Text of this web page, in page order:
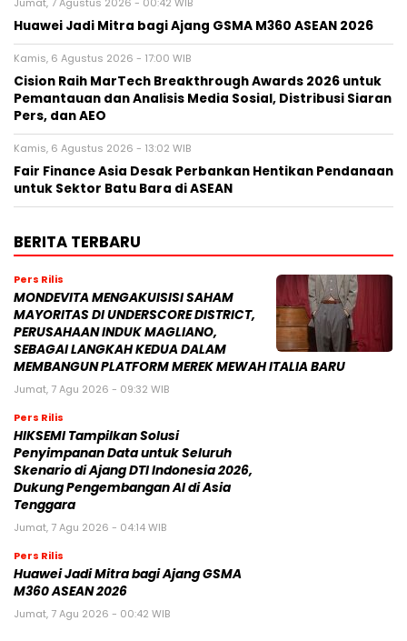
Huawei Jadi Mitra bagi Ajang GSMA M360 ASEAN 2026
Kamis, 6 Agustus 2026 - 17:00 WIB
Cision Raih MarTech Breakthrough Awards 2026 untuk
Pemantauan dan Analisis Media Sosial, Distribusi Siaran
Pers, dan AEO
Kamis, 6 Agustus 2026 - 13:02 WIB
Fair Finance Asia Desak Perbankan Hentikan Pendanaan
untuk Sektor Batu Bara di ASEAN
BERITA TERBARU
Pers Rilis
MONDEVITA MENGAKUISISI SAHAM
MAYORITAS DI UNDERSCORE DISTRICT,
PERUSAHAAN INDUK MAGLIANO,
SEBAGAI LANGKAH KEDUA DALAM
MEMBANGUN PLATFORM MEREK MEWAH ITALIA BARU
Jumat, 7 Agu 2026 - 09:32 WIB
Pers Rilis
HIKSEMI Tampilkan Solusi
Penyimpanan Data untuk Seluruh
Skenario di Ajang DTI Indonesia 2026,
Dukung Pengembangan AI di Asia
Tenggara
Jumat, 7 Agu 2026 - 04:14 WIB
Pers Rilis
Huawei Jadi Mitra bagi Ajang GSMA
M360 ASEAN 2026
Jumat, 7 Agu 2026 - 00:42 WIB